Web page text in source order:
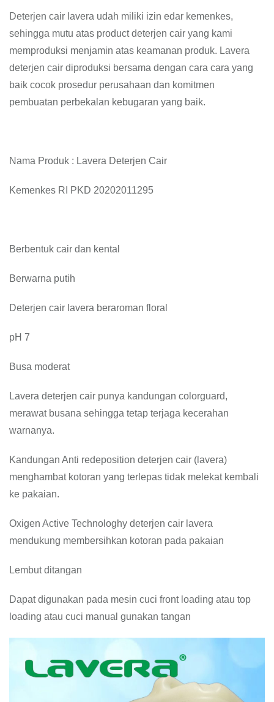
Deterjen cair lavera udah miliki izin edar kemenkes,
sehingga mutu atas product deterjen cair yang kami
memproduksi menjamin atas keamanan produk. Lavera
deterjen cair diproduksi bersama dengan cara cara yang
baik cocok prosedur perusahaan dan komitmen
pembuatan perbekalan kebugaran yang baik.
Nama Produk : Lavera Deterjen Cair
Kemenkes RI PKD 20202011295
Berbentuk cair dan kental
Berwarna putih
Deterjen cair lavera beraroman floral
pH 7
Busa moderat
Lavera deterjen cair punya kandungan colorguard,
merawat busana sehingga tetap terjaga kecerahan
warnanya.
Kandungan Anti redeposition deterjen cair (lavera)
menghambat kotoran yang terlepas tidak melekat kembali
ke pakaian.
Oxigen Active Technologhy deterjen cair lavera
mendukung membersihkan kotoran pada pakaian
Lembut ditangan
Dapat digunakan pada mesin cuci front loading atau top
loading atau cuci manual gunakan tangan